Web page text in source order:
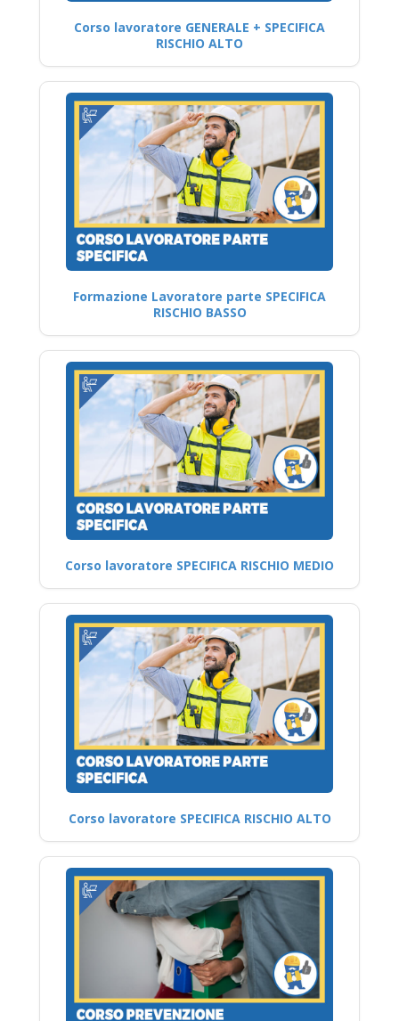
Corso lavoratore GENERALE + SPECIFICA
RISCHIO ALTO
Formazione Lavoratore parte SPECIFICA
RISCHIO BASSO
Corso lavoratore SPECIFICA RISCHIO MEDIO
Corso lavoratore SPECIFICA RISCHIO ALTO